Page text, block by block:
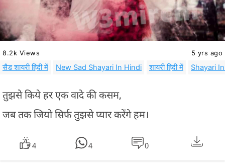
8.2k Views 5 yrs ago
सैड शायरी हिंदी में New Sad Shayari In Hindi शायरी हिंदी में Shayari
तुझसे किये हर एक वादे की कसम,
जब तक जियो सिर्फ तुझसे प्यार करेंगे हम।
4 4 0